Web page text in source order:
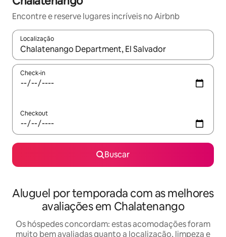
Encontre e reserve lugares incríveis no Airbnb
Localização
Quando os resultados estiverem disponíveis, explore-os
Check-in
Checkout
Buscar
Aluguel por temporada com as melhores
avaliações em Chalatenango
Os hóspedes concordam: estas acomodações foram
muito bem avaliadas quanto a localização, limpeza e